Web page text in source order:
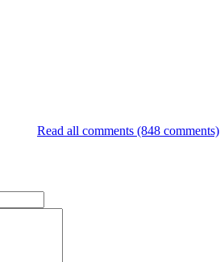
Read all comments (848 comments)